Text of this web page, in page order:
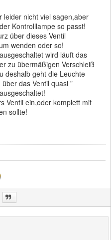
leider nicht viel sagen,aber
Kontrolllampe so passt!
über dieses Ventil
wenden oder so!
wird läuft das
zu übermäßigen Verschleiß
deshalb geht die Leuchte
das Ventil quasi "
Ventli ein,oder komplett mit
sollte!